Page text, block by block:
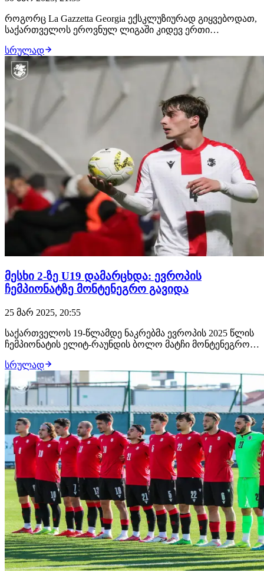
როგორც La Gazzetta Georgia ექსკლუზიურად გიყვებოდათ,
საქართველოს ეროვნულ ლიგაში კიდევ ერთი
დაბადებული პორტუგალიელი ცენტრალური მცველი - 32
წლის ტიაგო ილორი, რომელიც სპორტინგის აკადემიის
აღზრდილია და პორტუგალიის ყველა ასაკობრივ
სრულად
მესხი 2-ზე U19 დამარცხდა: ევროპის
ჩემპიონატზე მონტენეგრო გავიდა
25 მარ 2025, 20:55
საქართველოს 19-წლამდე ნაკრებმა ევროპის 2025 წლის
ჩემპიონატის ელიტ-რაუნდის ბოლო მატჩი მონტენეგროს
მესხი 2-ზე შედგა, 4 გოლი გავიდა და მეტოქის
სასარგებლოდ, ანგარიშით - 1-3 დასრულდა.შეხვედრაში
ანგარიში ჩვენმა გუნდმა ძალიან სწრაფად, მე-7 წ…
სრულად